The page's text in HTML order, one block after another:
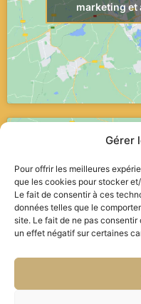
Gérer
Pour offrir les meilleures
que les cookies pour stocker
Le fait de consentir à ces
données telles que le
site. Le fait de ne pas
un effet négatif sur certaines
marketing et
Cliquez pour
marketing et